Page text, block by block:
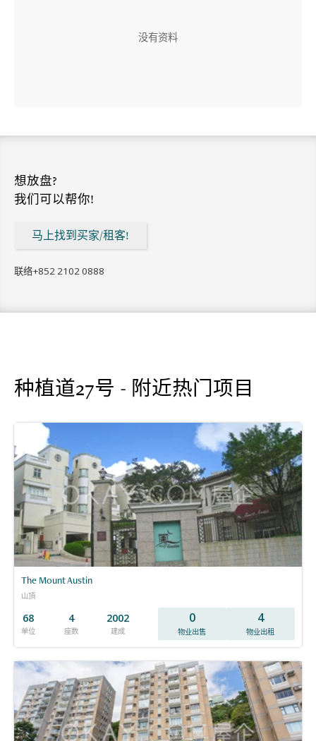
没有资料
想放盘?
我们可以帮你!
马上找到买家/租客!
联络+852 2102 0888
种植道27号 - 附近热门项目
The Mount Austin
山頂
68
单位
4
座数
2002
建成
0
物业出售
4
物业出租